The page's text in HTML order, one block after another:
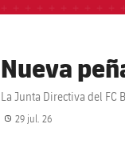
Nueva
La Junta Directiva del FC
label.share.clock
29 jul. 26